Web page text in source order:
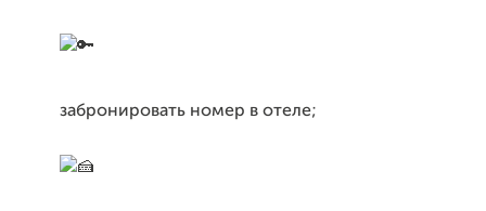
забронировать номер в отеле;